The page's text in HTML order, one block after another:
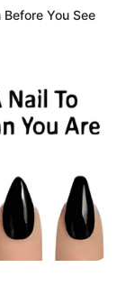
You See